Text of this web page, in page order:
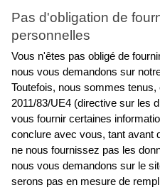
Pas d'obligation de
personnelles
Vous n'êtes pas obligé de
nous vous demandons sur
Toutefois, nous sommes
2011/83/UE4 (directive sur les
vous fournir certaines
conclure avec vous, tant avant
ne nous fournissez pas les
nous vous demandons sur le
serons pas en mesure de